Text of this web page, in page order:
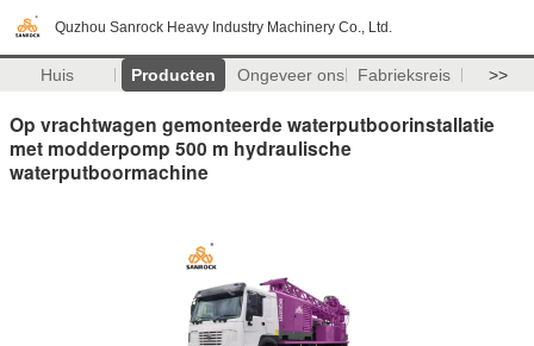
Quzhou Sanrock Heavy Industry Machinery Co., Ltd.
Huis Producten Ongeveer ons Fabrieksreis >>
Op vrachtwagen gemonteerde waterputboorinstallatie
met modderpomp 500 m hydraulische
waterputboormachine